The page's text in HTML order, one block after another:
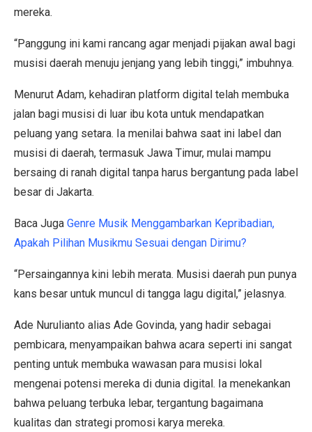
mereka.
“Panggung ini kami rancang agar menjadi pijakan awal bagi
musisi daerah menuju jenjang yang lebih tinggi,” imbuhnya.
Menurut Adam, kehadiran platform digital telah membuka
jalan bagi musisi di luar ibu kota untuk mendapatkan
peluang yang setara. Ia menilai bahwa saat ini label dan
musisi di daerah, termasuk Jawa Timur, mulai mampu
bersaing di ranah digital tanpa harus bergantung pada label
besar di Jakarta.
Baca Juga Genre Musik Menggambarkan Kepribadian,
Apakah Pilihan Musikmu Sesuai dengan Dirimu?
“Persaingannya kini lebih merata. Musisi daerah pun punya
kans besar untuk muncul di tangga lagu digital,” jelasnya.
Ade Nurulianto alias Ade Govinda, yang hadir sebagai
pembicara, menyampaikan bahwa acara seperti ini sangat
penting untuk membuka wawasan para musisi lokal
mengenai potensi mereka di dunia digital. Ia menekankan
bahwa peluang terbuka lebar, tergantung bagaimana
kualitas dan strategi promosi karya mereka.